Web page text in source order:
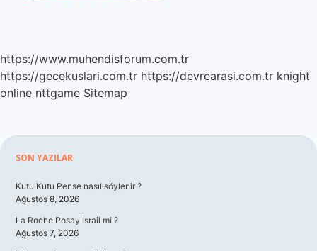
https://www.muhendisforum.com.tr
https://gecekuslari.com.tr https://devrearasi.com.tr knight
online nttgame Sitemap
Sidebar
SON YAZILAR
Kutu Kutu Pense nasıl söylenir ?
Ağustos 8, 2026
La Roche Posay İsrail mi ?
Ağustos 7, 2026